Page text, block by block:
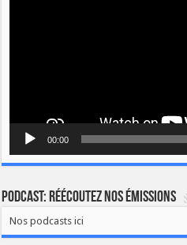
00:00
Podcast: Réécoutez nos émissions
Nos podcasts ici